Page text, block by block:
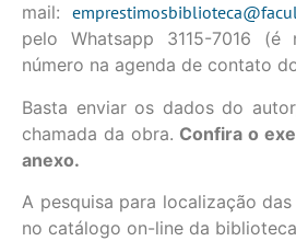
mail:
pelo Whatsapp 3115-7016 (é
número na agenda de contato
Basta enviar os dados do
chamada da obra. Confira o
anexo.
A pesquisa para localização
no catálogo on-line da